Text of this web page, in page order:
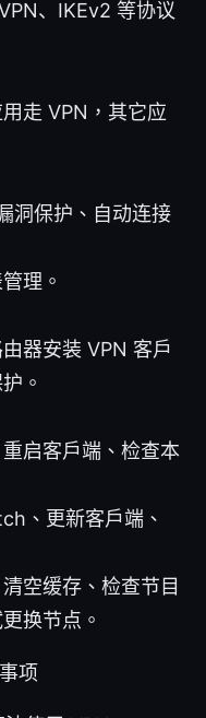
、IKEv2 等协议
走 VPN，其它应
洞保护、自动连接
理。
器安装 VPN 客户
。
启客户端、检查本
、更新客户端、
空缓存、检查节目
换节点。
项